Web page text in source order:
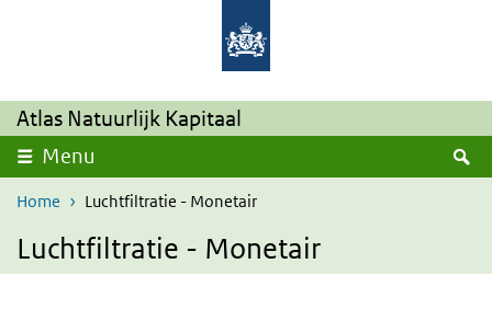
Overslaan en naar de inhoud gaan
Atlas Natuurlijk Kapitaal
Menu
Home Luchtfiltratie - Monetair
Luchtfiltratie - Monetair